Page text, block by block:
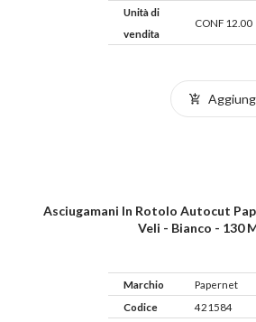
Unità di
vendita
CONF 12.00
Asciugamani In Rotolo Autocut
Veli - Bianco - 130
Marchio
Papernet
Codice
421584